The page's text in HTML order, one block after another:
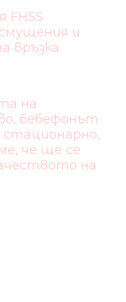
FHSS
и
връзка.
на
бебефонът
стационарно,
че ще се
на